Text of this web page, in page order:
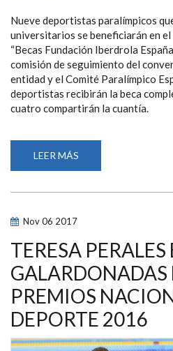
Nueve deportistas paralímpicos
universitarios se beneficiarán en
“Becas Fundación Iberdrola
comisión de seguimiento del
entidad y el Comité Paralímpico
deportistas recibirán la beca
cuatro compartirán la cuantía.
LEER MÁS
RECIBIRÁN
ESPAÑA”
PARA
CURSAR
SUS
ESTUDIOS
UNIVERSITARIOS
Nov06 2017
TERESA
GALARDONADAS
PREMIOS
DEPORTE 2016